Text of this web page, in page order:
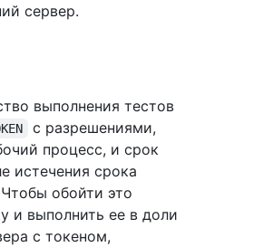
сервер.
выполнения тестов
с разрешениями,
процесс, и срок
истечения срока
обойти это
и выполнить ее в доли
с токеном,